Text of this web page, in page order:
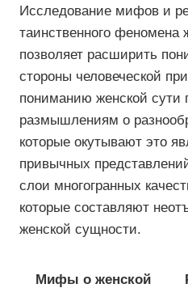
Исследование мифов и
таинственного феномена
позволяет расширить
стороны человеческой
пониманию женской сути
размышлениям о
которые окутывают это
привычных
слои многогранных
которые составляют
женской сущности.
Мифы о женской